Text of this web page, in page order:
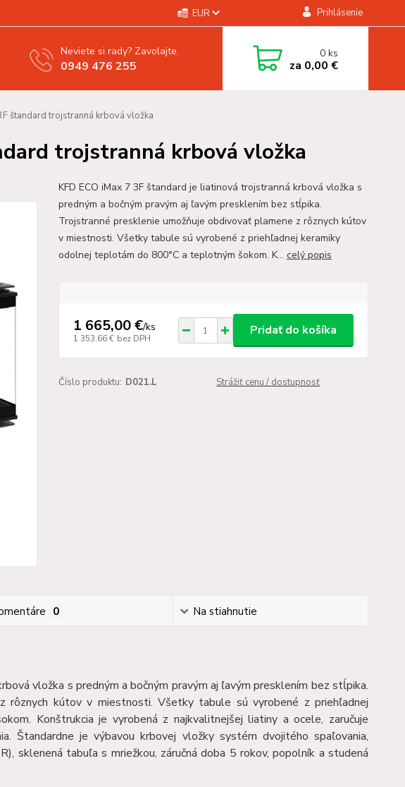
EUR Prihlásenie
Neviete si rady? Zavolajte.
0949 476 255
0ks
za 0,00 €
štandard trojstranná krbová vložka
trojstranná krbová vložka
KFD ECO iMax 7 3F štandard je liatinová trojstranná krbová vložka s
predným a bočným pravým aj ľavým presklením bez stĺpika.
Trojstranné presklenie umožňuje obdivovať plamene z rôznych kútov
v miestnosti. Všetky tabule sú vyrobené z priehľadnej keramiky
odolnej teplotám do 800°C a teplotným šokom. K... celý popis
1 665,00 €/ks
1 353,66 € bez DPH
Pridať do košíka
Číslo produktu: D021.L Strážiť cenu / dostupnosť
0 Na stiahnutie
vložka s predným a bočným pravým aj ľavým presklením bez stĺpika.
rôznych kútov v miestnosti. Všetky tabule sú vyrobené z priehľadnej
Konštrukcia je vyrobená z najkvalitnejšej liatiny a ocele, zaručuje
Štandardne je výbavou krbovej vložky systém dvojitého spaľovania,
sklenená tabuľa s mriežkou, záručná doba 5 rokov, popolník a studená